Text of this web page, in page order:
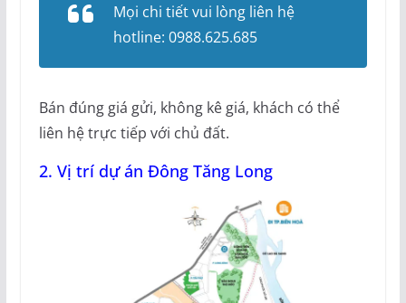
Mọi chi tiết vui lòng liên hệ
hotline: 0988.625.685
Bán đúng giá gửi, không kê giá, khách có thể
liên hệ trực tiếp với chủ đất.
2. Vị trí dự án Đông Tăng Long